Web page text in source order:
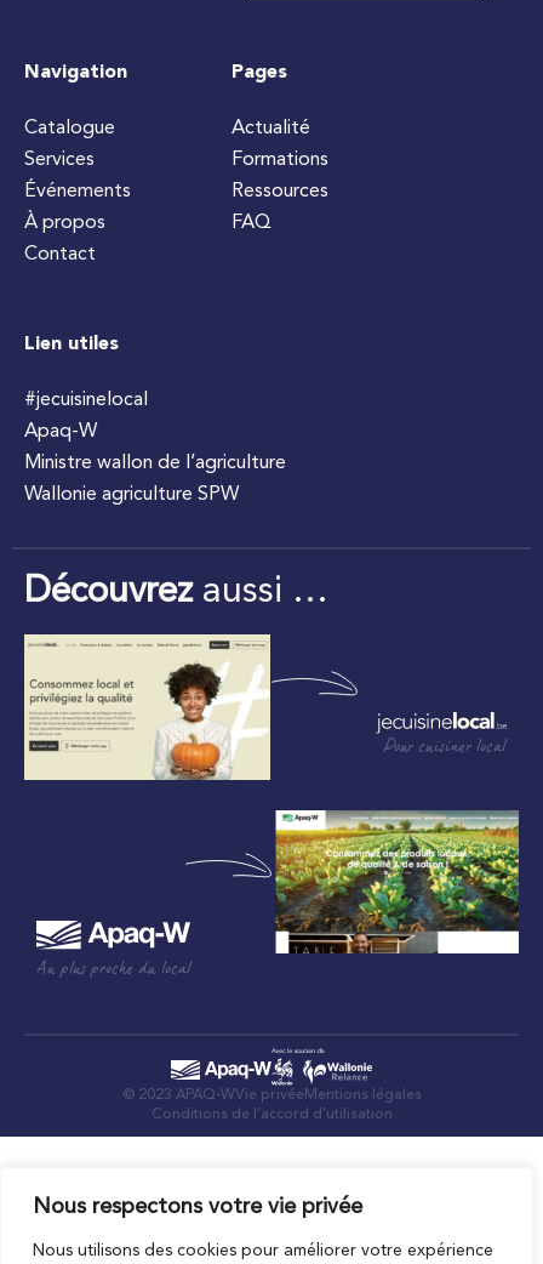
Nous respectons votre vie privée
Nous utilisons des cookies pour améliorer votre expérience
Navigation
Catalogue
Services
Événements
À propos
Contact
Pages
Actualité
Formations
Ressources
FAQ
Lien utiles
#jecuisinelocal
Apaq-W
Ministre wallon de l’agriculture
Wallonie agriculture SPW
Découvrezaussi …
Pour cuisiner local
Au plus proche du local
© 2023 APAQ-WVie privée Mentions légales
Conditions de l’accord d’utilisation